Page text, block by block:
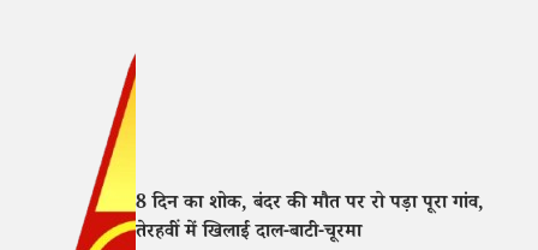
8 दिन का शोक, बंदर की मौत पर रो पड़ा पूरा गांव,
तेरहवीं में खिलाई दाल-बाटी-चूरमा